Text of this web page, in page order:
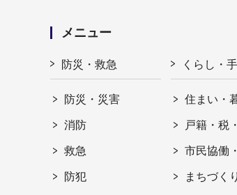
メニュー
防災・救急
防災・災害
消防
救急
防犯
くらし・
住まい・
戸籍・税
市民協働
まちづく